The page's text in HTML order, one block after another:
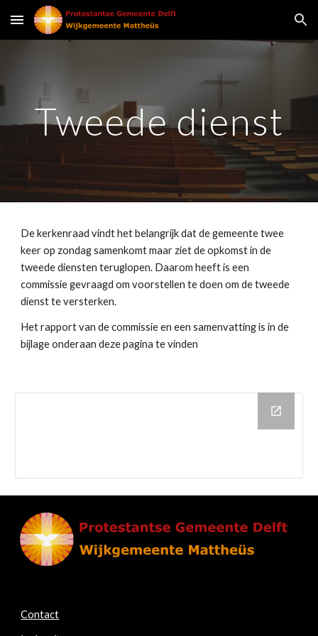
Skip to main content Skip to navigation
Tweede dienst
De kerkenraad vindt het belangrijk dat de gemeente twee
keer op zondag samenkomt maar ziet de opkomst in de
tweede diensten teruglopen. Daarom heeft is een
commissie gevraagd om voorstellen te doen om de tweede
dienst te versterken.
Het rapport van de commissie en een samenvatting is in de
bijlage onderaan deze pagina te vinden
Contact